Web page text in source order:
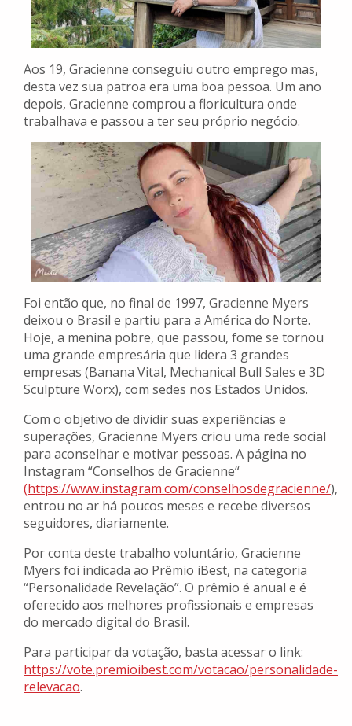
Aos 19, Gracienne conseguiu outro emprego mas,
desta vez sua patroa era uma boa pessoa. Um ano
depois, Gracienne comprou a floricultura onde
trabalhava e passou a ter seu próprio negócio.
Foi então que, no final de 1997, Gracienne Myers
deixou o Brasil e partiu para a América do Norte.
Hoje, a menina pobre, que passou, fome se tornou
uma grande empresária que lidera 3 grandes
empresas (Banana Vital, Mechanical Bull Sales e 3D
Sculpture Worx), com sedes nos Estados Unidos.
Com o objetivo de dividir suas experiências e
superações, Gracienne Myers criou uma rede social
para aconselhar e motivar pessoas. A página no
Instagram “Conselhos de Gracienne“
(https://www.instagram.com/conselhosdegracienne/),
entrou no ar há poucos meses e recebe diversos
seguidores, diariamente.
Por conta deste trabalho voluntário, Gracienne
Myers foi indicada ao Prêmio iBest, na categoria
“Personalidade Revelação”. O prêmio é anual e é
oferecido aos melhores profissionais e empresas
do mercado digital do Brasil.
Para participar da votação, basta acessar o link:
https://vote.premioibest.com/votacao/personalidade-
relevacao.